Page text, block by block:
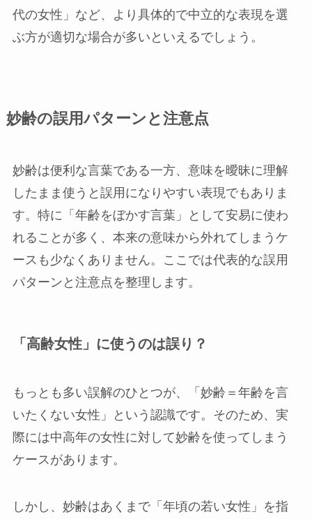
代の女性」など、より具体的で中立的な表現を選
ぶ方が適切な場合が多いといえるでしょう。
妙齢の誤用パターンと注意点
妙齢は便利な言葉である一方、意味を曖昧に理解
したまま使うと誤用になりやすい表現でもありま
す。特に「年齢をぼかす言葉」として安易に使わ
れることが多く、本来の意味から外れてしまうケ
ースも少なくありません。ここでは代表的な誤用
パターンと注意点を整理します。
「高齢女性」に使うのは誤り？
もっとも多い誤解のひとつが、「妙齢＝年齢を言
いたくない女性」という認識です。そのため、実
際には中高年の女性に対して妙齢を使ってしまう
ケースがあります。
しかし、妙齢はあくまで「年頃の若い女性」を指